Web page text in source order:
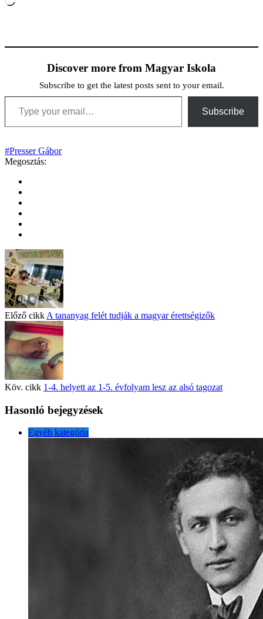
Discover more from Magyar Iskola
Subscribe to get the latest posts sent to your email.
Type your email…
Subscribe
#Presser Gábor
Megosztás:
Előző cikk A tananyag felét tudják a magyar érettségizők
Köv. cikk 1-4. helyett az 1-5. évfolyam lesz az alsó tagozat
Hasonló bejegyzések
Egyéb kategória